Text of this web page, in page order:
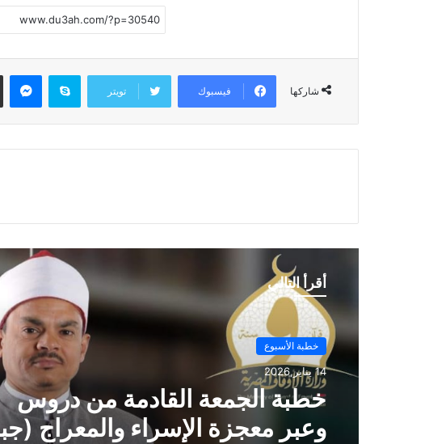
شاركها فيسبوك تويتر
سكايب
أقرأ التالي
خطبة الأسبوع
14 يناير,2026
خطبة الجمعة ، مِنْ دُرُوسِ الإِسْرَاءِ
وَالمِعْرَاجِ (جَبْرِ الْخَوَاطِرِ) د. مُحَمَّدٌ